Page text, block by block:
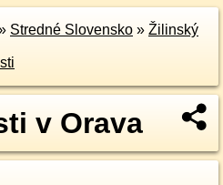
Stredné Slovensko » Žilinský
v Orava